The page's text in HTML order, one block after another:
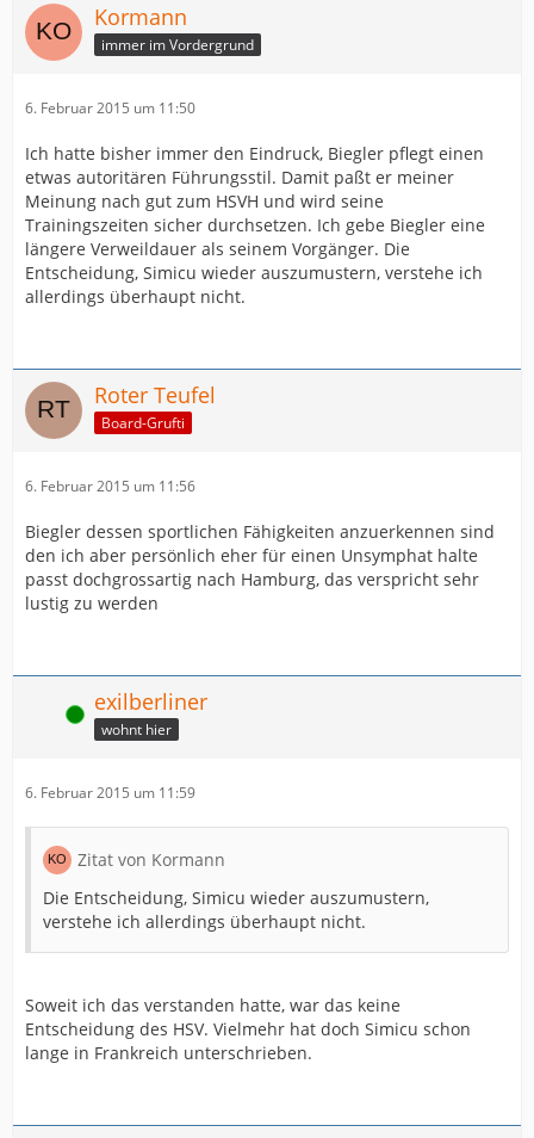
Kormann
immer im Vordergrund
6. Februar 2015 um 11:50
Ich hatte bisher immer den Eindruck, Biegler pflegt einen
etwas autoritären Führungsstil. Damit paßt er meiner
Meinung nach gut zum HSVH und wird seine
Trainingszeiten sicher durchsetzen. Ich gebe Biegler eine
längere Verweildauer als seinem Vorgänger. Die
Entscheidung, Simicu wieder auszumustern, verstehe ich
allerdings überhaupt nicht.
Roter Teufel
Board-Grufti
6. Februar 2015 um 11:56
Biegler dessen sportlichen Fähigkeiten anzuerkennen sind
den ich aber persönlich eher für einen Unsymphat halte
passt dochgrossartig nach Hamburg, das verspricht sehr
lustig zu werden
Online exilberliner
wohnt hier
6. Februar 2015 um 11:59
Zitat von Kormann
Die Entscheidung, Simicu wieder auszumustern,
verstehe ich allerdings überhaupt nicht.
Soweit ich das verstanden hatte, war das keine
Entscheidung des HSV. Vielmehr hat doch Simicu schon
lange in Frankreich unterschrieben.